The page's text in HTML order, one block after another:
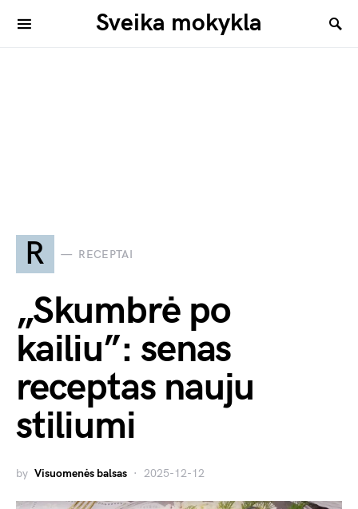
Sveika mokykla
R RECEPTAI
„Skumbrė po
kailiu”: senas
receptas nauju
stiliumi
by Visuomenės balsas 2025-12-12